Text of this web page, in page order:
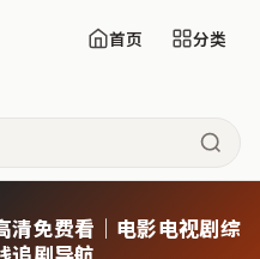
首页 分类
清免费看｜电影电视剧综